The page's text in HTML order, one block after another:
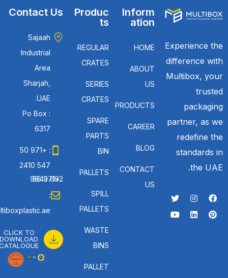
Experience the
difference with
Multibox, your
trusted
packaging
partner, as we
redefine the
standards in
the UAE.
Inform
ation
HOME
ABOUT
US
PRODUCTS
CAREER
BLOG
CONTACT
US
Produc
ts
REGULAR
CRATES
SERIES
CRATES
SPARE
PARTS
BIN
PALLETS
SPILL
PALLETS
WASTE
BINS
PALLET
Contact Us
Sajaah
Industrial
Area
Sharjah,
UAE.
Po Box :
6317
: +971 50
547 2410
: +971 56 692 9643
:
CLICK TO
DOWNLOAD